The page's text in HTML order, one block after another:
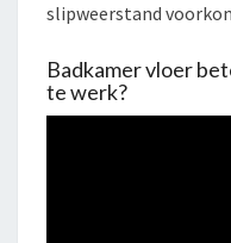
slipweerstand
Badkamer vloer
te werk?